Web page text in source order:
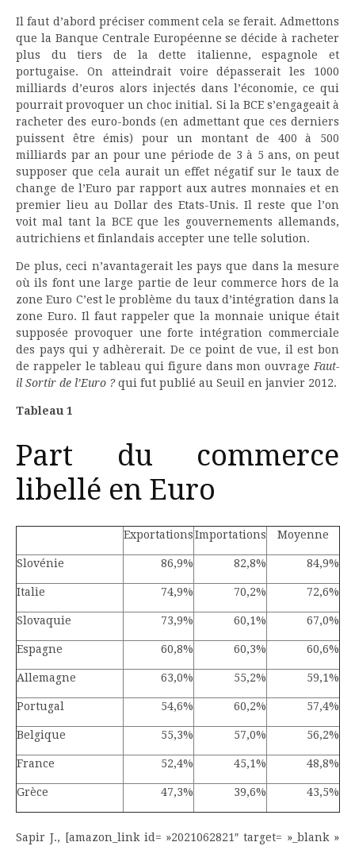
Il faut d’abord préciser comment cela se ferait. Admettons
que la Banque Centrale Européenne se décide à racheter
plus du tiers de la dette italienne, espagnole et
portugaise. On atteindrait voire dépasserait les 1000
milliards d’euros alors injectés dans l’économie, ce qui
pourrait provoquer un choc initial. Si la BCE s’engageait à
racheter des euro-bonds (en admettant que ces derniers
puissent être émis) pour un montant de 400 à 500
milliards par an pour une période de 3 à 5 ans, on peut
supposer que cela aurait un effet négatif sur le taux de
change de l’Euro par rapport aux autres monnaies et en
premier lieu au Dollar des Etats-Unis. Il reste que l’on
voit mal tant la BCE que les gouvernements allemands,
autrichiens et finlandais accepter une telle solution.
De plus, ceci n’avantagerait les pays que dans la mesure
où ils font une large partie de leur commerce hors de la
zone Euro C’est le problème du taux d’intégration dans la
zone Euro. Il faut rappeler que la monnaie unique était
supposée provoquer une forte intégration commerciale
des pays qui y adhèrerait. De ce point de vue, il est bon
de rappeler le tableau qui figure dans mon ouvrage Faut-
il Sortir de l’Euro ?qui fut publié au Seuil en janvier 2012.
Tableau 1
Part du commerce
libellé en Euro
ExportationsImportations Moyenne
Slovénie 86,9% 82,8% 84,9%
Italie 74,9% 70,2% 72,6%
Slovaquie 73,9% 60,1% 67,0%
Espagne 60,8% 60,3% 60,6%
Allemagne 63,0% 55,2% 59,1%
Portugal 54,6% 60,2% 57,4%
Belgique 55,3% 57,0% 56,2%
France 52,4% 45,1% 48,8%
Grèce 47,3% 39,6% 43,5%
Sapir J., [amazon_link id= »2021062821″ target= »_blank »